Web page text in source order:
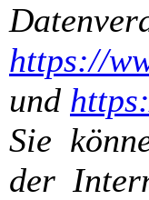
https://
und
Sie
der